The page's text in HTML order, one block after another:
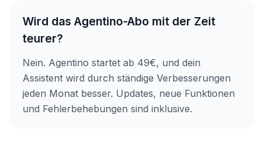
Wird das Agentino-Abo mit der Zeit
teurer?
Nein. Agentino startet ab 49€, und dein
Assistent wird durch ständige Verbesserungen
jeden Monat besser. Updates, neue Funktionen
und Fehlerbehebungen sind inklusive.